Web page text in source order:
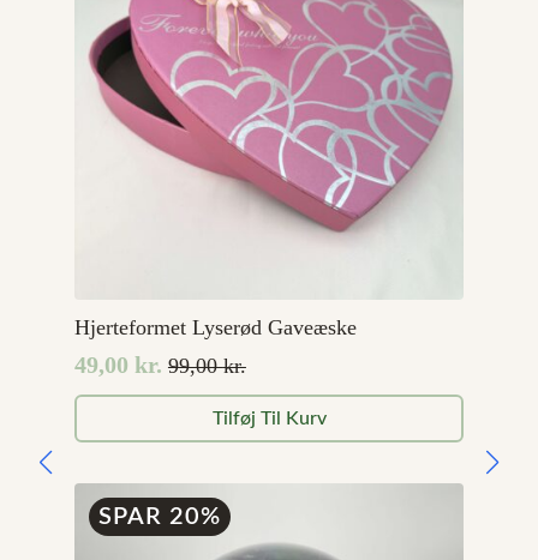
Hjerteformet Lyserød Gaveæske
99,00kr.
Den
oprindelige
pris
99,00 kr..
49,00 kr.
Den
aktuelle
pris
49,00 kr..
Tilføj Til Kurv
SPAR 20%